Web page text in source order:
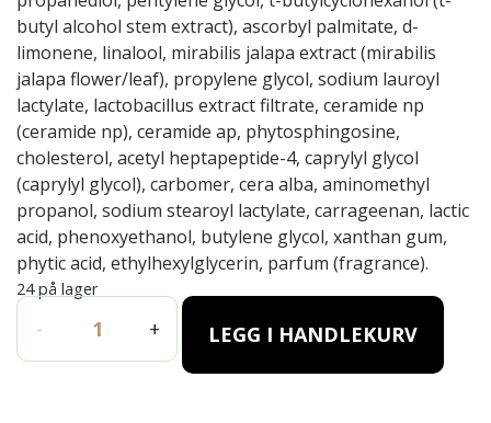
butyl alcohol stem extract), ascorbyl palmitate, d-
limonene, linalool, mirabilis jalapa extract (mirabilis
jalapa flower/leaf), propylene glycol, sodium lauroyl
lactylate, lactobacillus extract filtrate, ceramide np
(ceramide np), ceramide ap, phytosphingosine,
cholesterol, acetyl heptapeptide-4, caprylyl glycol
(caprylyl glycol), carbomer, cera alba, aminomethyl
propanol, sodium stearoyl lactylate, carrageenan, lactic
acid, phenoxyethanol, butylene glycol, xanthan gum,
phytic acid, ethylhexylglycerin, parfum (fragrance).
24 på lager
SENSILUX Pre & Probiotic Cosmetics Soothing cream –
- + LEGG I HANDLEKURV